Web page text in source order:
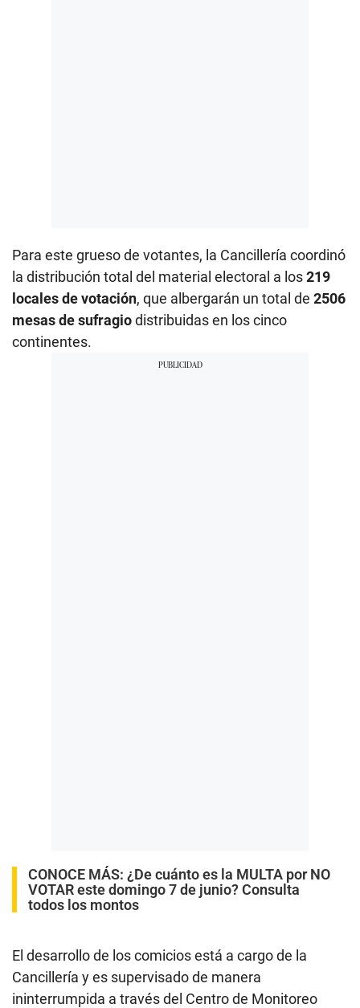
Para este grueso de votantes, la Cancillería coordinó
la distribución total del material electoral a los219
locales de votación, que albergarán un total de 2506
mesas de sufragiodistribuidas en los cinco
continentes.
CONOCE MÁS: ¿De cuánto es la MULTA por NO
VOTAR este domingo 7 de junio? Consulta
todos los montos
El desarrollo de los comicios está a cargo de la
Cancillería y es supervisado de manera
ininterrumpida a través del Centro de Monitoreo